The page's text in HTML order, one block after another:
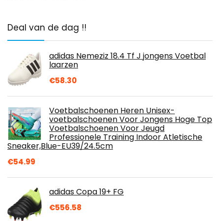
Deal van de dag !!
adidas Nemeziz 18.4 Tf J jongens Voetbal
laarzen
€58.30
Voetbalschoenen Heren Unisex-
voetbalschoenen Voor Jongens Hoge Top
Voetbalschoenen Voor Jeugd
Professionele Training Indoor Atletische
Sneaker,Blue-EU39/24.5cm
€54.99
adidas Copa 19+ FG
€556.58